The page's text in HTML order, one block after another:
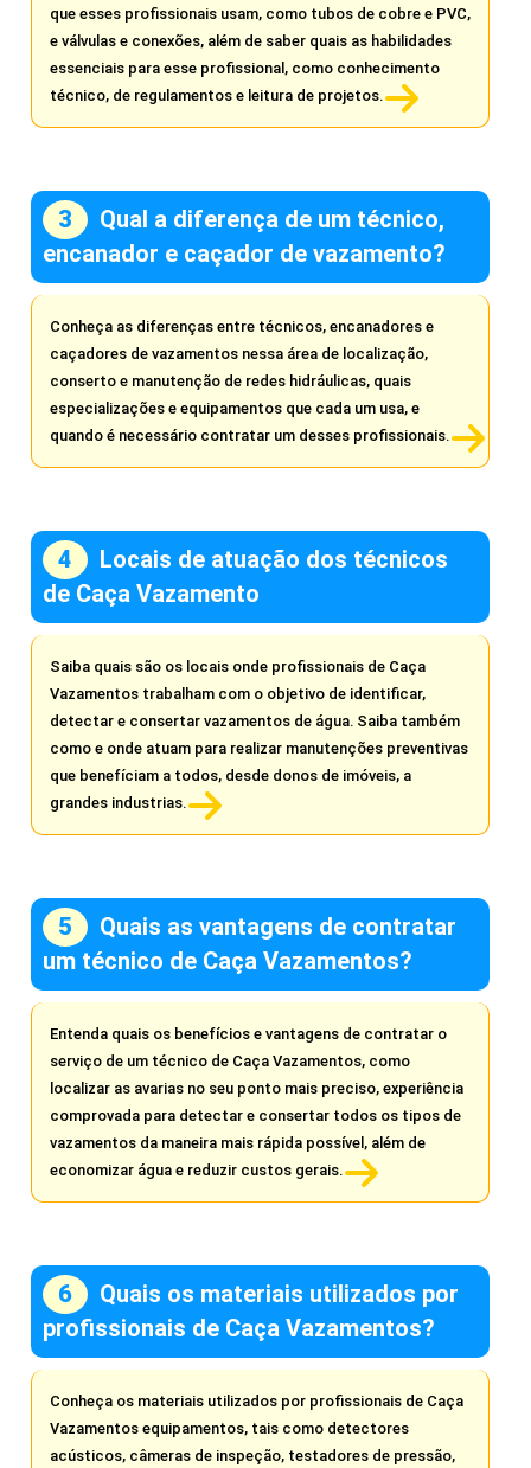
que esses profissionais usam, como tubos de cobre e PVC,
e válvulas e conexões, além de saber quais as habilidades
essenciais para esse profissional, como conhecimento
técnico, de regulamentos e leitura de projetos.
Qual a diferença de um técnico,
encanador e caçador de vazamento?
Conheça as diferenças entre técnicos, encanadores e
caçadores de vazamentos nessa área de localização,
conserto e manutenção de redes hidráulicas, quais
especializações e equipamentos que cada um usa, e
quando é necessário contratar um desses profissionais.
Locais de atuação dos técnicos
de Caça Vazamento
Saiba quais são os locais onde profissionais de Caça
Vazamentos trabalham com o objetivo de identificar,
detectar e consertar vazamentos de água. Saiba também
como e onde atuam para realizar manutenções preventivas
que benefíciam a todos, desde donos de imóveis, a
grandes industrias.
Quais as vantagens de contratar
um técnico de Caça Vazamentos?
Entenda quais os benefícios e vantagens de contratar o
serviço de um técnico de Caça Vazamentos, como
localizar as avarias no seu ponto mais preciso, experiência
comprovada para detectar e consertar todos os tipos de
vazamentos da maneira mais rápida possível, além de
economizar água e reduzir custos gerais.
Quais os materiais utilizados por
profissionais de Caça Vazamentos?
Conheça os materiais utilizados por profissionais de Caça
Vazamentos equipamentos, tais como detectores
acústicos, câmeras de inspeção, testadores de pressão,